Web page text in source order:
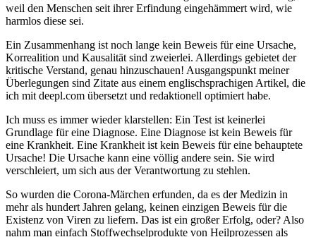
weil den Menschen seit ihrer Erfindung eingehämmert wird, wie
harmlos diese sei.
Ein Zusammenhang ist noch lange kein Beweis für eine Ursache,
Korrealition und Kausalität sind zweierlei. Allerdings gebietet der
kritische Verstand, genau hinzuschauen! Ausgangspunkt meiner
Überlegungen sind Zitate aus einem englischsprachigen Artikel, die
ich mit deepl.com übersetzt und redaktionell optimiert habe.
Ich muss es immer wieder klarstellen: Ein Test ist keinerlei
Grundlage für eine Diagnose. Eine Diagnose ist kein Beweis für
eine Krankheit. Eine Krankheit ist kein Beweis für eine behauptete
Ursache! Die Ursache kann eine völlig andere sein. Sie wird
verschleiert, um sich aus der Verantwortung zu stehlen.
So wurden die Corona-Märchen erfunden, da es der Medizin in
mehr als hundert Jahren gelang, keinen einzigen Beweis für die
Existenz von Viren zu liefern. Das ist ein großer Erfolg, oder? Also
nahm man einfach Stoffwechselprodukte von Heilprozessen als